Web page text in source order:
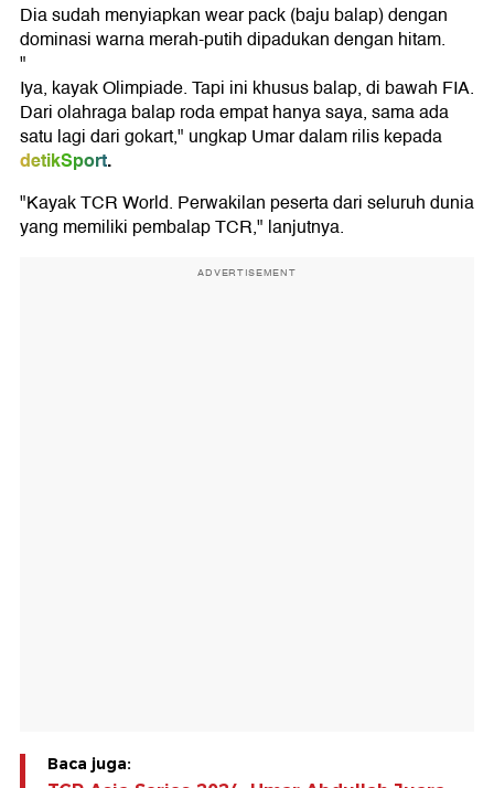
Dia sudah menyiapkan wear pack (baju balap) dengan
dominasi warna merah-putih dipadukan dengan hitam.
"
Iya, kayak Olimpiade. Tapi ini khusus balap, di bawah FIA.
Dari olahraga balap roda empat hanya saya, sama ada
satu lagi dari gokart," ungkap Umar dalam rilis kepada
detikSport.
"Kayak TCR World. Perwakilan peserta dari seluruh dunia
yang memiliki pembalap TCR," lanjutnya.
ADVERTISEMENT
Baca juga: